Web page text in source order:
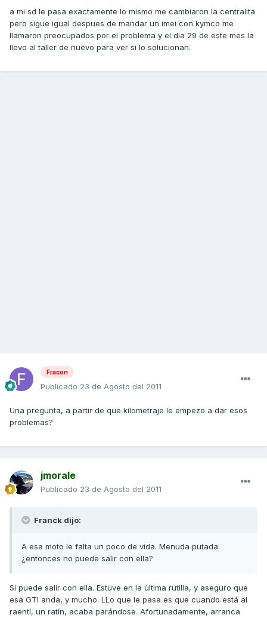
a mi sd le pasa exactamente lo mismo me cambiaron la centralita
pero sigue igual despues de mandar un imei con kymco me
llamaron preocupados por el problema y el dia 29 de este mes la
llevo al taller de nuevo para ver si lo solucionan.
Fracon
Publicado 23 de Agosto del 2011
Una pregunta, a partir de que kilometraje le empezo a dar esos
problemas?
jmorale
Publicado 23 de Agosto del 2011
Franck dijo:
A esa moto le falta un poco de vida. Menuda putada.
¿entonces no puede salir con ella?
Si puede salir con ella. Estuve en la última rutilla, y aseguro que
esa GTI anda, y mucho. LLo que le pasa es que cuando está al
raentí, un ratín, acaba parándose. Afortunadamente, arranca